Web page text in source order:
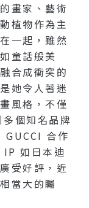
畫家、藝術
植物作為主
一起，雖然
童話般美
合成衝突的
她令人著迷
風格，不僅
個知名品牌
GUCCI 合作
IP 如日本迪
受好評，近
當大的矚